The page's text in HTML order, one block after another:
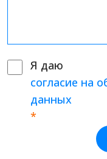
Я даю
согласие на
данных
*